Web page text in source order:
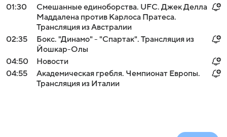
01:30
Смешанные единоборства. UFC. Джек Делла
Маддалена против Карлоса Пратеса.
Трансляция из Австралии
02:35
Бокс. "Динамо" - "Спартак". Трансляция из
Йошкар-Олы
04:50
Новости
04:55
Академическая гребля. Чемпионат Европы.
Трансляция из Италии